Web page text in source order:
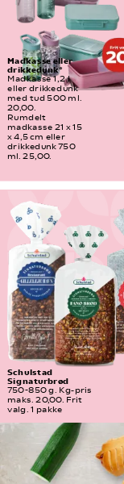
Madkasse eller
drikkedunk*
Madkasse 1,2 l
eller drikkedunk
med tud 500 ml.
20,00.
Rumdelt
madkasse 21 x 15
x 4,5 cm eller
drikkedunk 750
ml. 25,00.
Schulstad
Signaturbrød
750-850 g. Kg-pris
maks. 20,00. Frit
valg. 1 pakke